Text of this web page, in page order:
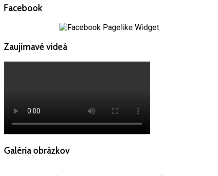
Facebook
Zaujímavé videá
Galéria obrázkov